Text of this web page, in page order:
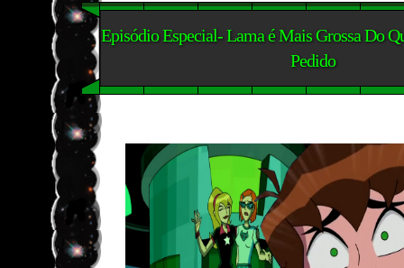
Episódio Especial- Lama é Mais Grossa Do
Pedido